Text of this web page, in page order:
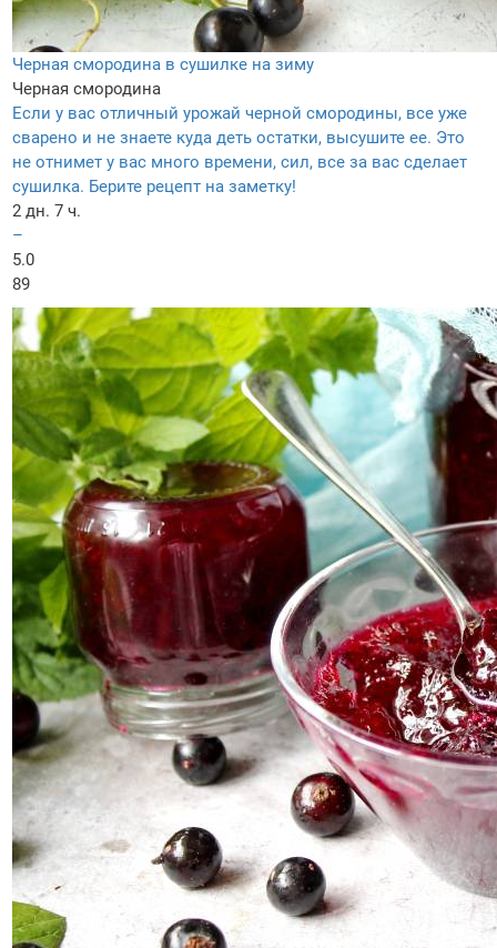
Черная смородина в сушилке на зиму
Черная смородина
Если у вас отличный урожай черной смородины, все уже
сварено и не знаете куда деть остатки, высушите ее. Это
не отнимет у вас много времени, сил, все за вас сделает
сушилка. Берите рецепт на заметку!
2 дн. 7 ч.
–
5.0
89